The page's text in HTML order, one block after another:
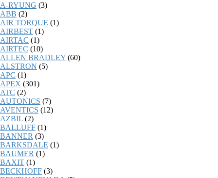
A-RYUNG (3)
ABB (2)
AIR TORQUE (1)
AIRBEST (1)
AIRTAC (1)
AIRTEC (10)
ALLEN BRADLEY (60)
ALSTRON (5)
APC (1)
APEX (301)
ATC (2)
AUTONICS (7)
AVENTICS (12)
AZBIL (2)
BALLUFF (1)
BANNER (3)
BARKSDALE (1)
BAUMER (1)
BAXIT (1)
BECKHOFF (3)